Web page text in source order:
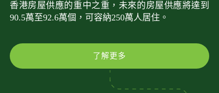
香港房屋供應的重中之重，未來的房屋供應將達到
90.5萬至92.6萬個，可容納250萬人居住。
了解更多